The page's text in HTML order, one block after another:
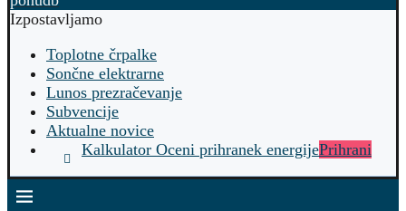
Izpostavljamo
Toplotne črpalke
Sončne elektrarne
Lunos prezračevanje
Subvencije
Aktualne novice
Kalkulator Oceni prihranek energijePrihrani